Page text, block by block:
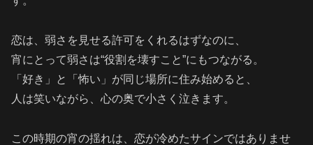
恋は、弱さを見せる許可をくれるはずなのに、
宵にとって弱さは“役割を壊すこと”にもつながる。
「好き」と「怖い」が同じ場所に住み始めると、
人は笑いながら、心の奥で小さく泣きます。
この時期の宵の揺れは、恋が冷めたサインではありませ